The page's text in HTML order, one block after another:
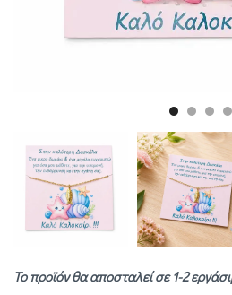
Το προϊόν θα αποσταλεί σε 1-2